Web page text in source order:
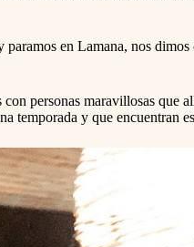
en Lamana, nos
personas maravillosas que
temporada y que encuentran